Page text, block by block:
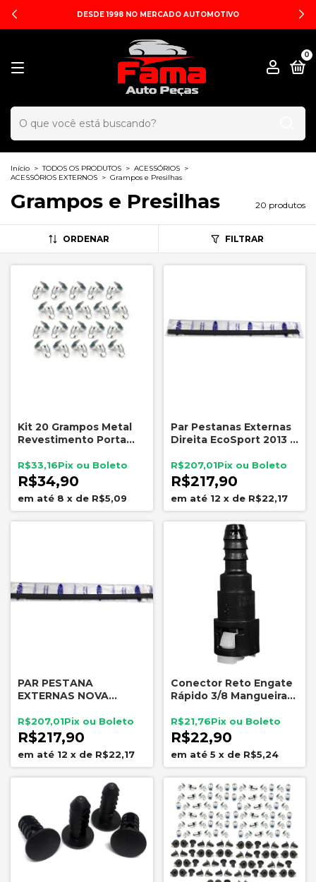
DESDE 1998 NO MERCADO AUTOMOTIVO
0
Início > TODOS OS PRODUTOS > ACESSÓRIOS >
ACESSÓRIOS EXTERNOS > Grampos e Presilhas
Grampos e Presilhas 20 produtos
ORDENAR FILTRAR
Kit 20 Grampos Metal
Revestimento Porta
Interno
R$34,90
R$33,16
8 x de R$5,09
Par Pestanas Externas
Direita EcoSport 2013 a
R$217,90
R$207,01
12 x de R$22,17
PAR PESTANA
EXTERNAS NOVA
LADO ESQUERDA
R$217,90
R$207,01
12 x de R$22,17
Conector Reto Engate
Rápido 3/8 Mangueira
Universal
R$22,90
R$21,76
5 x de R$5,24